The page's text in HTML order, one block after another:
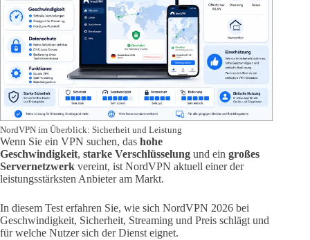
NordVPN im Überblick: Sicherheit und Leistung
Wenn Sie ein VPN suchen, das hohe
Geschwindigkeit, starke Verschlüsselung und ein großes
Servernetzwerk vereint, ist NordVPN aktuell einer der
leistungsstärksten Anbieter am Markt.
In diesem Test erfahren Sie, wie sich NordVPN 2026 bei
Geschwindigkeit, Sicherheit, Streaming und Preis schlägt und
für welche Nutzer sich der Dienst eignet.